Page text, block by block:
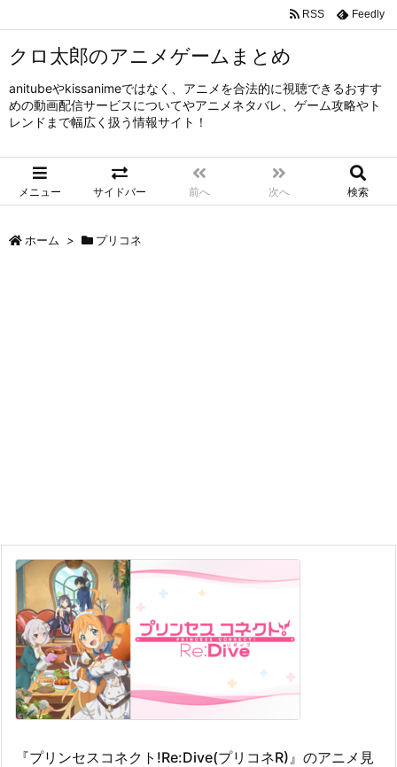
クロ太郎のアニメゲームまとめ
anitubeやkissanimeではなく、アニメを合法的に視聴できるおすす
めの動画配信サービスについてやアニメネタバレ、ゲーム攻略やト
レンドまで幅広く扱う情報サイト！
メニュー サイドバー 前へ 次へ 検索
RSS Feedly
ホーム > プリコネ
『プリンセスコネクト!Re:Dive(プリコネR)』のアニメ見